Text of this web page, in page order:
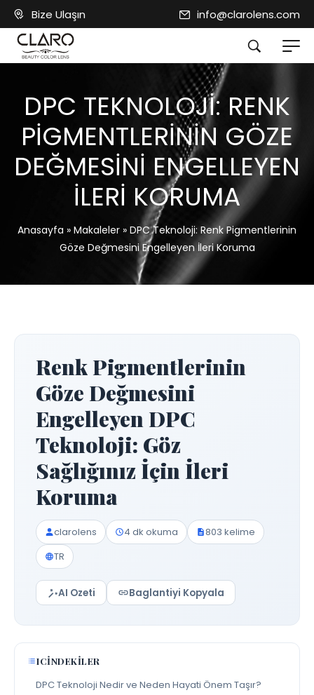
Bize Ulaşın info@clarolens.com
DPC TEKNOLOJI: RENK
PIGMENTLERININ GÖZE
DEĞMESINI ENGELLEYEN
İLERI KORUMA
Anasayfa » Makaleler » DPC Teknoloji: Renk Pigmentlerinin
Göze Değmesini Engelleyen İleri Koruma
Renk Pigmentlerinin
Göze Değmesini
Engelleyen DPC
Teknoloji: Göz
Sağlığınız İçin İleri
Koruma
clarolens 4 dk okuma
803 kelime
TR
AI Ozeti Baglantiyi Kopyala
ICINDEKILER
DPC Teknoloji Nedir ve Neden Hayati Önem Taşır?